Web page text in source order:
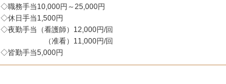
◇職務手当10,000円～25,000円
◇休日手当1,500円
◇夜勤手当（看護師）12,000円/回
（准看）11,000円/回
◇皆勤手当5,000円